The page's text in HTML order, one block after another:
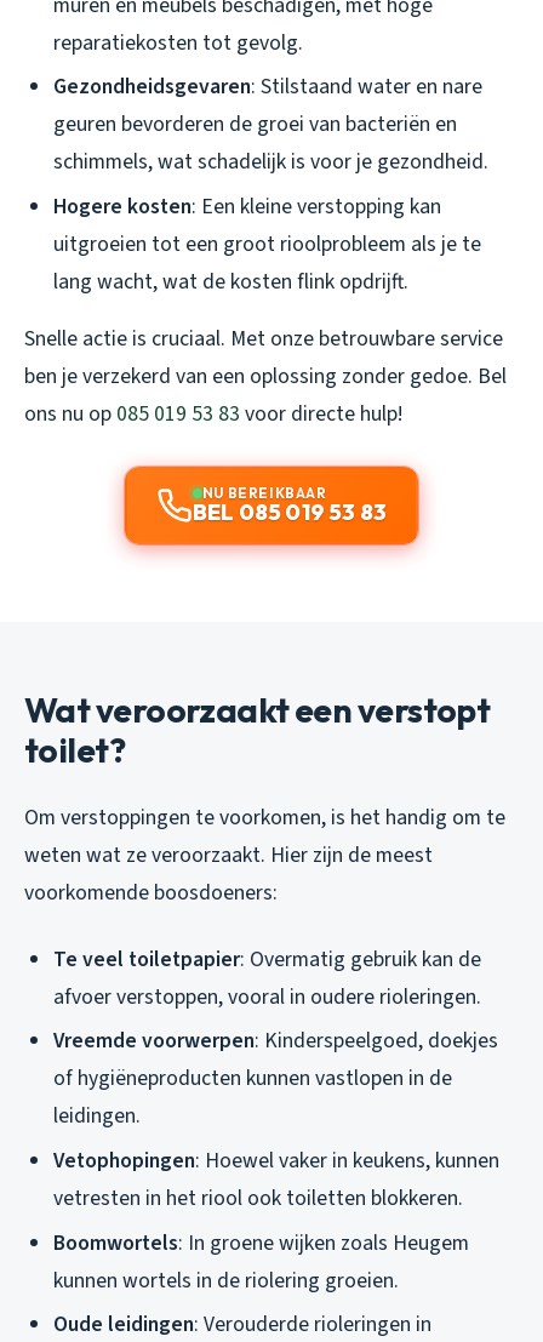
reparatiekosten tot gevolg.
Gezondheidsgevaren: Stilstaand water en nare
geuren bevorderen de groei van bacteriën en
schimmels, wat schadelijk is voor je gezondheid.
Hogere kosten: Een kleine verstopping kan
uitgroeien tot een groot rioolprobleem als je te
lang wacht, wat de kosten flink opdrijft.
Snelle actie is cruciaal. Met onze betrouwbare service
ben je verzekerd van een oplossing zonder gedoe. Bel
ons nu op 085 019 53 83 voor directe hulp!
NU BEREIKBAAR
BEL 085 019 53 83
Wat veroorzaakt een verstopt
toilet?
Om verstoppingen te voorkomen, is het handig om te
weten wat ze veroorzaakt. Hier zijn de meest
voorkomende boosdoeners:
Te veel toiletpapier: Overmatig gebruik kan de
afvoer verstoppen, vooral in oudere rioleringen.
Vreemde voorwerpen: Kinderspeelgoed, doekjes
of hygiëneproducten kunnen vastlopen in de
leidingen.
Vetophopingen: Hoewel vaker in keukens, kunnen
vetresten in het riool ook toiletten blokkeren.
Boomwortels: In groene wijken zoals Heugem
kunnen wortels in de riolering groeien.
Oude leidingen: Verouderde rioleringen in